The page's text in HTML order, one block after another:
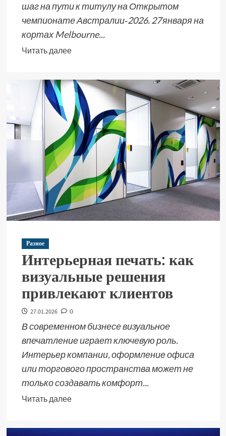
шаг на пути к титулу на Открытом
чемпионате Австралии‑2026. 27 января на
кортах Melbourne...
Читать далее
Разное
Интерьерная печать: как
визуальные решения
привлекают клиентов
27.01.2026 0
В современном бизнесе визуальное
впечатление играет ключевую роль.
Интерьер компании, оформление офиса
или торгового пространства может не
только создавать комфорт...
Читать далее